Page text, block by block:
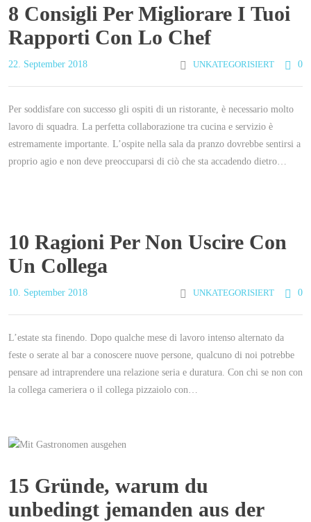
8 Consigli Per Migliorare I Tuoi
Rapporti Con Lo Chef
22. September 2018 UNKATEGORISIERT 0
Per soddisfare con successo gli ospiti di un ristorante, è necessario molto
lavoro di squadra. La perfetta collaborazione tra cucina e servizio è
estremamente importante. L’ospite nella sala da pranzo dovrebbe sentirsi a
proprio agio e non deve preoccuparsi di ciò che sta accadendo dietro…
10 Ragioni Per Non Uscire Con
Un Collega
10. September 2018 UNKATEGORISIERT 0
L’estate sta finendo. Dopo qualche mese di lavoro intenso alternato da
feste o serate al bar a conoscere nuove persone, qualcuno di noi potrebbe
pensare ad intraprendere una relazione seria e duratura. Con chi se non con
la collega cameriera o il collega pizzaiolo con…
15 Gründe, warum du
unbedingt jemanden aus der